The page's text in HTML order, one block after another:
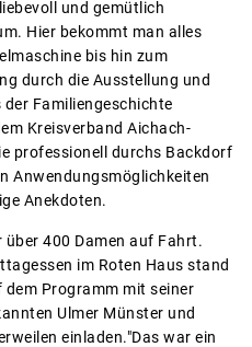
und gemütlich
Hier bekommt man alles
bis hin zum
durch die Ausstellung und
Familiengeschichte
Kreisverband Aichach-
professionell durchs Backdorf
Anwendungsmöglichkeiten
Anekdoten.
400 Damen auf Fahrt.
im Roten Haus stand
dem Programm mit seiner
Ulmer Münster und
einladen."Das war ein